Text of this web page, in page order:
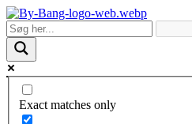
Skip
to
content
Exact matches only